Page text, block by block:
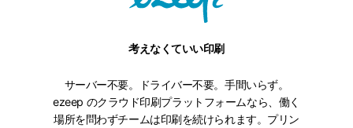
考えなくていい印刷
サーバー不要。ドライバー不要。手間いらず。
ezeep のクラウド印刷プラットフォームなら、働く
場所を問わずチームは印刷を続けられます。プリン